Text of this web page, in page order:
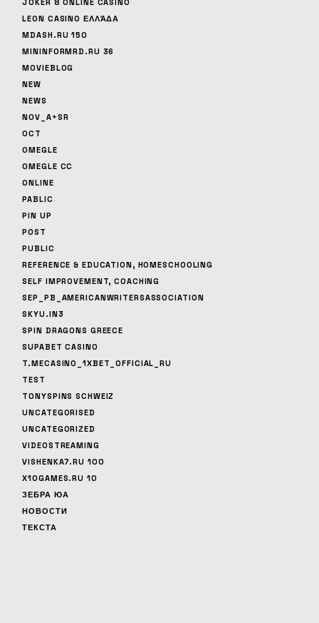
JOKER 8 ONLINE CASINO
LEON CASINO ΕΛΛΆΔΑ
MDASH.RU 150
MININFORMRD.RU 36
MOVIEBLOG
NEW
NEWS
NOV_A+SR
OCT
OMEGLE
OMEGLE CC
ONLINE
PABLIC
PIN UP
POST
PUBLIC
REFERENCE & EDUCATION, HOMESCHOOLING
SELF IMPROVEMENT, COACHING
SEP_PB_AMERICANWRITERSASSOCIATION
SKYU.IN3
SPIN DRAGONS GREECE
SUPABET CASINO
T.MECASINO_1XBET_OFFICIAL_RU
TEST
TONYSPINS SCHWEIZ
UNCATEGORISED
UNCATEGORIZED
VIDEOSTREAMING
VISHENKA7.RU 100
X10GAMES.RU 10
ЗЕБРА ЮА
НОВОСТИ
ТЕКСТА